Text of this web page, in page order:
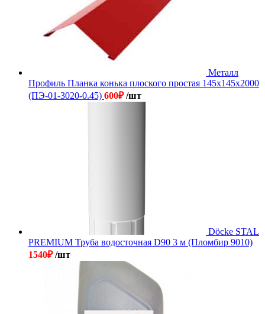
Металл
Профиль Планка конька плоского простая 145х145х2000
(ПЭ-01-3020-0.45) 600₽/шт
Döcke STAL
PREMIUM Труба водосточная D90 3 м (Пломбир 9010)
1540₽/шт